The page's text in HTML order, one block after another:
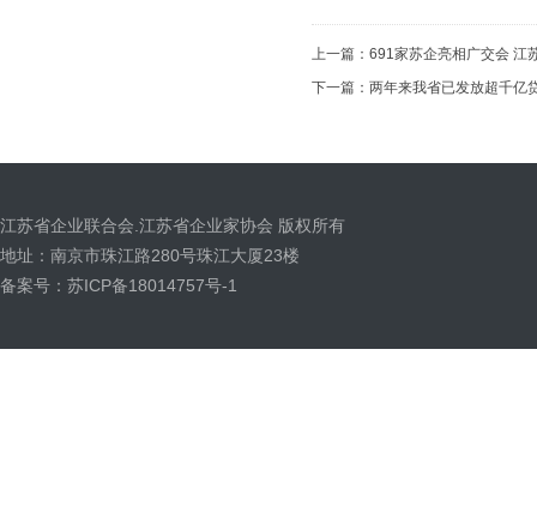
上一篇： 691家苏企亮相广交会 江
下一篇： 两年来我省已发放超千亿
江苏省企业联合会.江苏省企业家协会 版权所有
地址：南京市珠江路280号珠江大厦23楼
备案号：苏ICP备18014757号-1